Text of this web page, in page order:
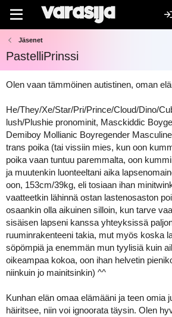
Jäsenet
PastelliPrinssi
Olen vaan tämmöinen autistinen, oman
He/They/Xe/Star/Pri/Prince/Cloud/Dino/
lush/Plushie pronominit, Masckiddic
Demiboy Mollianic Boyregender
trans poika (tai vissiin mies, kun oon
poika vaan tuntuu paremmalta, oon
ja muutenkin luonteeltani aika
oon, 153cm/39kg, eli tosiaan ihan
vaatteetkin lähinnä ostan lastenosaston
osaankin olla aikuinen silloin, kun tarve
sisäisen lapseni kanssa yhteyksissä
ruuminrakenteeni takia, mut myös koska
söpömpiä ja enemmän mun tyylisiä kuin
oikeampaa kokoa, oon ihan helvetin
niinkuin jo mainitsinkin) ^^
Kunhan elän omaa elämääni ja teen omia
häiritsee, niin voi ignoorata täysin. Olen